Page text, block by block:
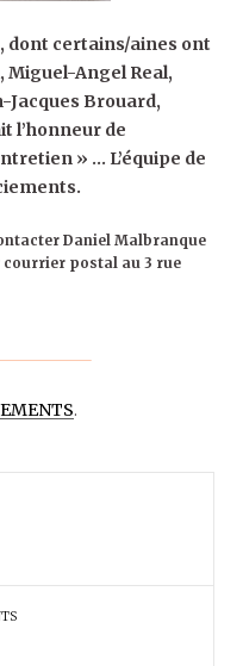
dont certains/aines ont
Miguel-Angel Real,
Jacques Brouard,
l’honneur de
» … L’équipe de
Daniel Malbranque
courrier postal au 3 rue
.